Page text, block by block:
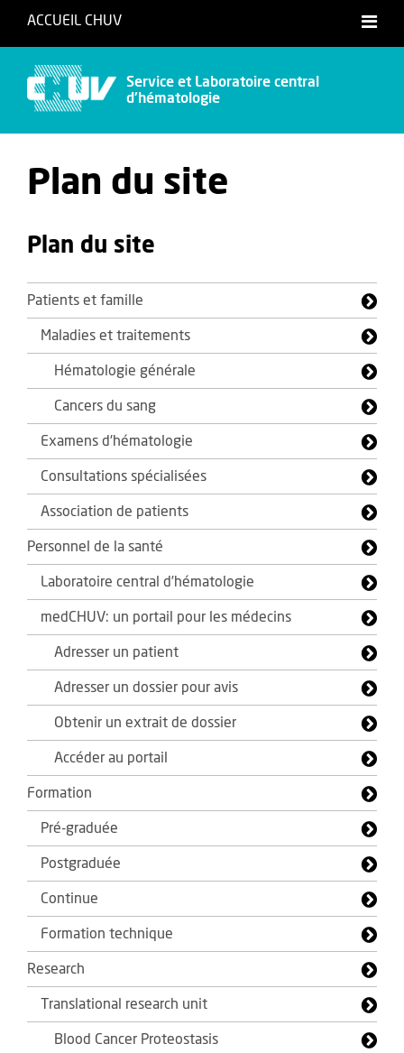
ACCUEIL CHUV
Service et Laboratoire central
d'hématologie
Plan du site
Plan du site
Patients et famille
Maladies et traitements
Hématologie générale
Cancers du sang
Examens d'hématologie
Consultations spécialisées
Association de patients
Personnel de la santé
Laboratoire central d’hématologie
medCHUV: un portail pour les médecins
Adresser un patient
Adresser un dossier pour avis
Obtenir un extrait de dossier
Accéder au portail
Formation
Pré-graduée
Postgraduée
Continue
Formation technique
Research
Translational research unit
Blood Cancer Proteostasis